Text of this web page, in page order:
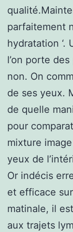
parfaitement
hydratation ‘.
l’on porte
non. On
de ses yeux.
de quelle
pour
mixture
yeux de
Or indécis
et efficace
matinale, il
aux trajets